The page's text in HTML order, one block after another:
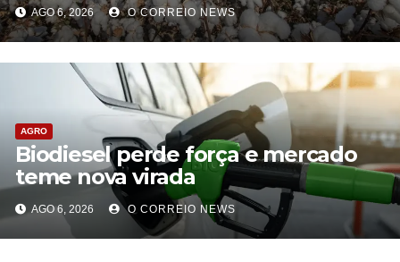
AGO 6, 2026 O CORREIO NEWS
AGRO
Biodiesel perde força e mercado
teme nova virada
AGO 6, 2026 O CORREIO NEWS